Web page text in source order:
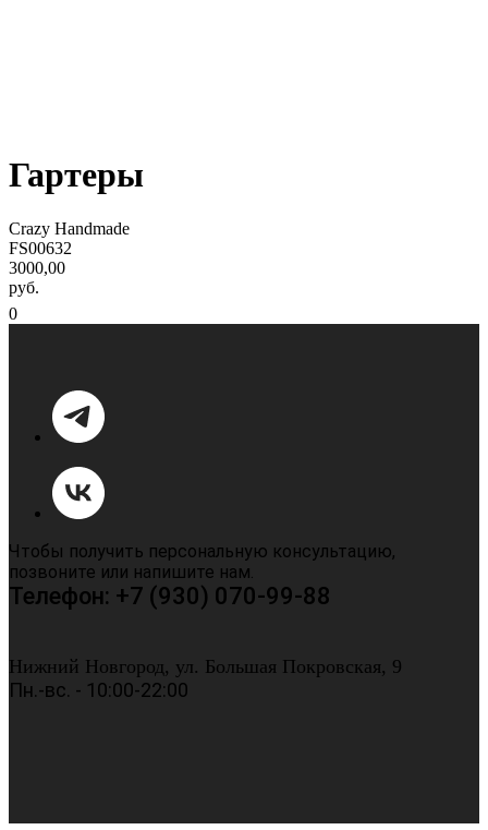
Гартеры
Crazy Handmade
FS00632
3000,00
руб.
0
Чтобы получить персональную консультацию,
позвоните или напишите нам.
Телефон: +7 (930) 070-99-88
Нижний Новгород, ул. Большая Покровская, 9
Пн.-вс. - 10:00-22:00